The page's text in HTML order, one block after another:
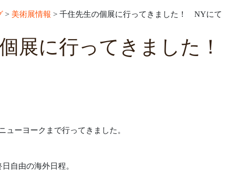
> 美術展情報 > 千住先生の個展に行ってきました！ NYにて
展に行ってきました！
ューヨークまで行ってきました。
自由の海外日程。